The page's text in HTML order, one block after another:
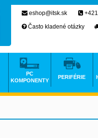
eshop@itsk.sk
Často kladené otázky
PC
KOMPONENTY
PERIFÉRIE